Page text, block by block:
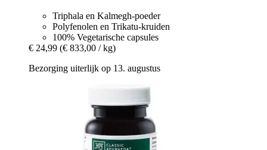
Triphala en Kalmegh-poeder
Polyfenolen en Trikatu-kruiden
100% Vegetarische capsules
€ 24,99 (€ 833,00 / kg)
Bezorging uiterlijk op 13. augustus